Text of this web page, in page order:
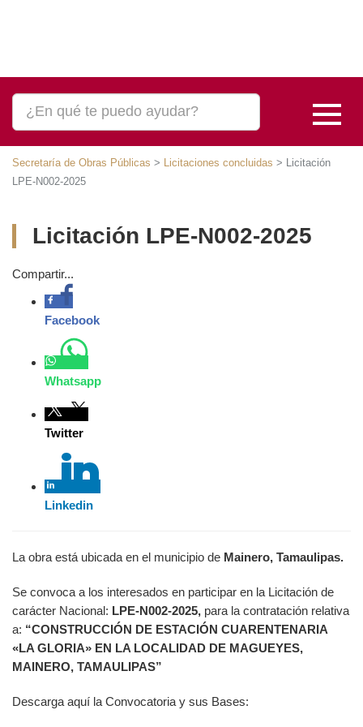
Secretaría de Obras Públicas > Licitaciones concluidas > Licitación
LPE-N002-2025
Licitación LPE-N002-2025
Compartir...
Facebook
Whatsapp
Twitter
Linkedin
La obra está ubicada en el municipio de Mainero, Tamaulipas.
Se convoca a los interesados en participar en la Licitación de
carácter Nacional: LPE-N002-2025, para la contratación relativa
a: “CONSTRUCCIÓN DE ESTACIÓN CUARENTENARIA
«LA GLORIA» EN LA LOCALIDAD DE MAGUEYES,
MAINERO, TAMAULIPAS”
Descarga aquí la Convocatoria y sus Bases: